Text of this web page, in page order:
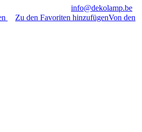
info@dekolamp.be
Zu den Favoriten hinzufügenVon den